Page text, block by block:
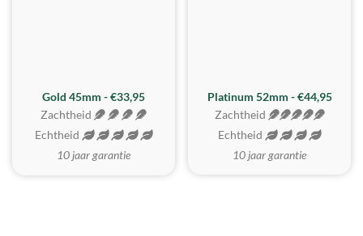
REALISTISCH
Gold 45mm - €33,95
Zachtheid
Echtheid
10 jaar garantie
ZACHTSTE
Platinum 52mm - €44,95
Zachtheid
Echtheid
10 jaar garantie